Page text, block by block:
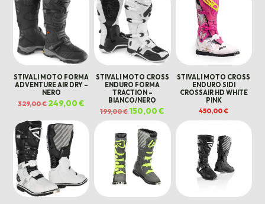
STIVALI MOTO FORMA
ADVENTURE AIR DRY –
NERO
329,00€Il
prezzo
era:
329,00 €.
249,00€
prezzo
attuale
249,00 €.
STIVALI MOTO CROSS
ENDURO FORMA
TRACTION –
BIANCO/NERO
199,00€Il
prezzo
originale
era:
199,00 €.
150,00€
attuale
è:
150,00 €.
STIVALI MOTO CROSS
ENDURO SIDI
CROSSAIR HD WHITE
PINK
450,00€